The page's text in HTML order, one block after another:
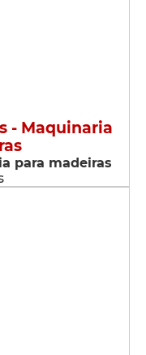
- Maquinaria
para madeiras